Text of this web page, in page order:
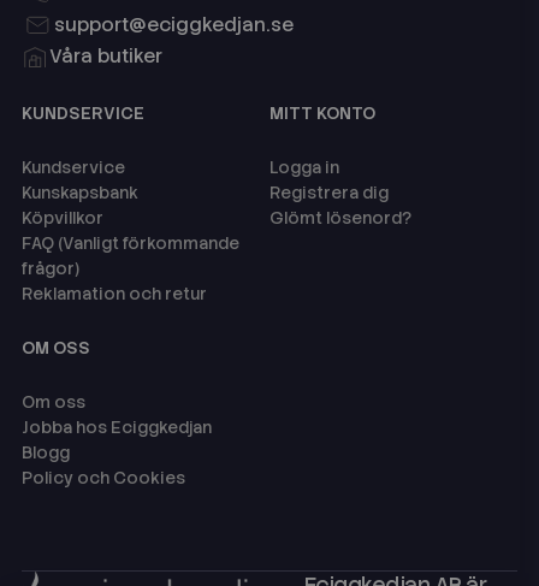
support@eciggkedjan.se
Våra butiker
KUNDSERVICE
Kundservice
Kunskapsbank
Köpvillkor
FAQ (Vanligt förkommande
frågor)
Reklamation och retur
MITT KONTO
Logga in
Registrera dig
Glömt lösenord?
OM OSS
Om oss
Jobba hos Eciggkedjan
Blogg
Policy och Cookies